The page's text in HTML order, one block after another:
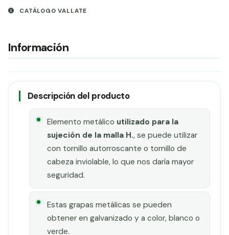
CATÁLOGO VALLATE
Información
Descripción del producto
Elemento metálico utilizado para la
sujeción de la malla H., se puede utilizar
con tornillo autorroscante o tornillo de
cabeza inviolable, lo que nos daría mayor
seguridad.
Estas grapas metálicas se pueden
obtener en galvanizado y a color, blanco o
verde.